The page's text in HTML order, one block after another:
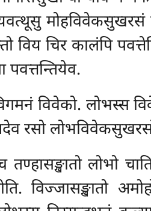
मोहविवेकसुखरसं
विय चिर कालंपि
विवेको. लोभस्स
रसो
लोभो
विज्जासङ्खातो